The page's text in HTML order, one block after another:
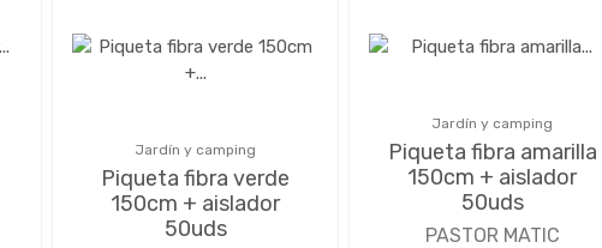
Jardín y camping
Piqueta fibra verde
150cm + aislador
50uds
Jardín y camping
Piqueta fibra amarilla
150cm + aislador
50uds
PASTOR MATIC